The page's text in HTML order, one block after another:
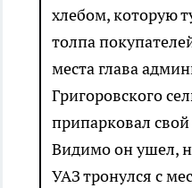
хлебом, которую
толпа
места глава
Григоровского
припарковал свой
Видимо он ушел,
УАЗ тронулся с